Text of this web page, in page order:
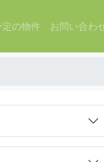
の物件 お問い合わ